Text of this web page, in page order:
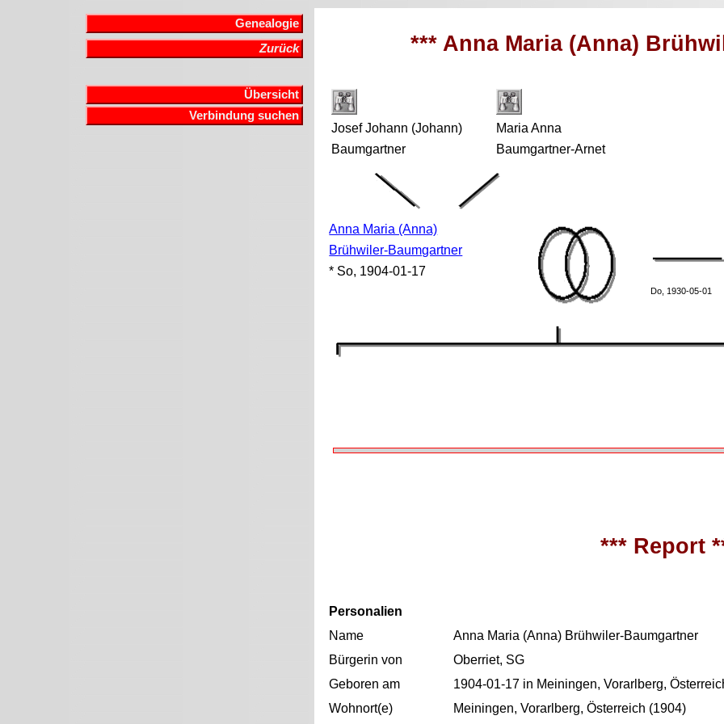
Genealogie
Zurück
Übersicht
Verbindung suchen
*** Anna Maria (Anna)
Josef Johann (Johann)
Baumgartner
Maria Anna
Baumgartner-Arnet
Anna Maria (Anna)
Brühwiler-Baumgartner
* So, 1904-01-17
Do, 1930-05-01
*** Report
Personalien
Name
Anna Maria (Anna) Brühwiler-Baumgartner
Bürgerin von
Oberriet, SG
Geboren am
1904-01-17 in Meiningen, Vorarlberg,
Wohnort(e)
Meiningen, Vorarlberg, Österreich (1904)